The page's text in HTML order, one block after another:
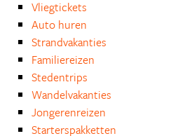
Vliegtickets
Auto huren
Strandvakanties
Familiereizen
Stedentrips
Wandelvakanties
Jongerenreizen
Starterspakketten